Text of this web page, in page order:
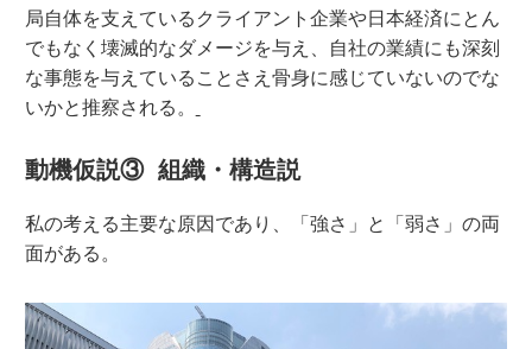
局自体を支えているクライアント企業や日本経済にとん
でもなく壊滅的なダメージを与え、自社の業績にも深刻
な事態を与えていることさえ骨身に感じていないのでな
いかと推察される。
動機仮説③ 組織・構造説
私の考える主要な原因であり、「強さ」と「弱さ」の両
面がある。